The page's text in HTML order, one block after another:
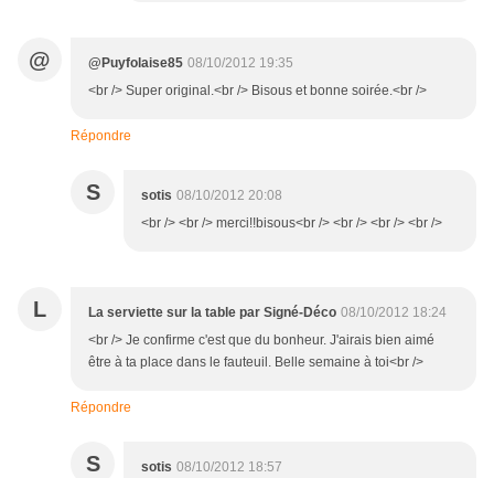
@ @Puyfolaise85 08/10/2012 19:35
<br /> Super original.<br /> Bisous et bonne soirée.<br />
Répondre
S sotis 08/10/2012 20:08
<br /> <br /> merci!!bisous<br /> <br /> <br /> <br />
L La serviette sur la table par Signé-Déco 08/10/2012 18:24
<br /> Je confirme c'est que du bonheur. J'airais bien aimé
être à ta place dans le fauteuil. Belle semaine à toi<br />
Répondre
S sotis 08/10/2012 18:57